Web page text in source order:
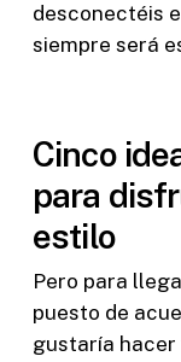
desconectéis
siempre será
Cinco
para
estilo
Pero para
puesto de
gustaría hacer